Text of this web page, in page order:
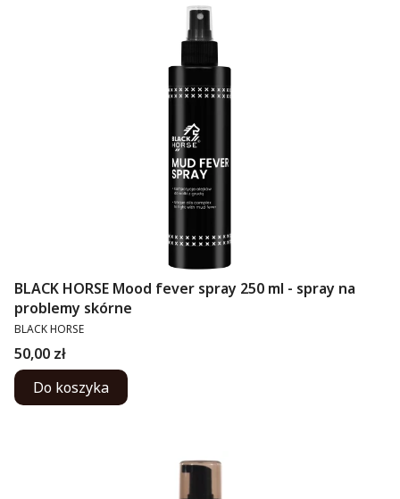
BLACK HORSE Mood fever spray 250 ml - spray na
problemy skórne
PRODUCENT
BLACK HORSE
Cena
50,00 zł
Do koszyka